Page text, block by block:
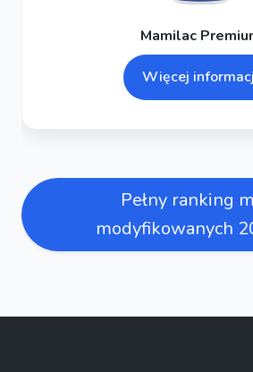
Mamilac
Więcej
Pełny ranking
modyfikowanych